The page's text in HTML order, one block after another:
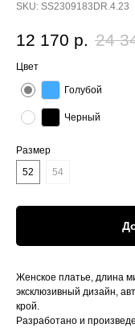
SKU: SS2309183DR.4.23
12 170 р. 24
Цвет
Голубой
Черный
Размер
52
54
Женское платье, длина
эксклюзивный дизайн,
крой.
Разработано и